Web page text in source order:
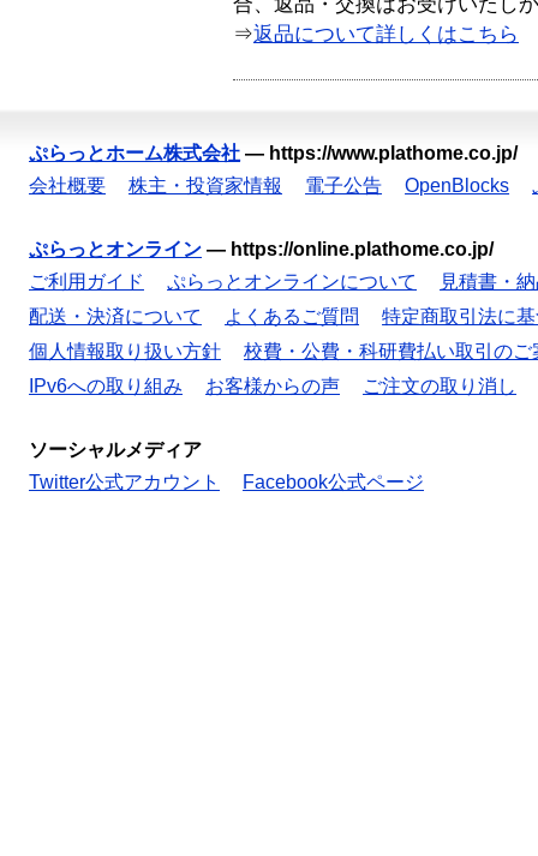
合、返品・交換はお受けいたし
⇒返品について詳しくはこちら
ぷらっとホーム株式会社 — https://www.plathome.co.jp/
会社概要
株主・投資家情報 電子公告 OpenBlocks
ぷらっとオンライン — https://online.plathome.co.jp/
ご利用ガイド
ぷらっとオンラインについて
見積書・
配送・決済について
よくあるご質問
特定商取引法に
個人情報取り扱い方針
校費・公費・科研費払い取引のご
IPv6への取り組み
お客様からの声 ご注文の取り消し
ソーシャルメディア
Twitter公式アカウント
Facebook公式ページ